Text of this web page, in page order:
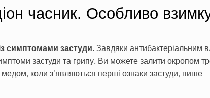
часник. Особливо
симптомами застуди.Завдяки антибактеріальним
застуди та грипу. Ви можете залити окропом
коли з’явля­ються перші ознаки застуди, пише